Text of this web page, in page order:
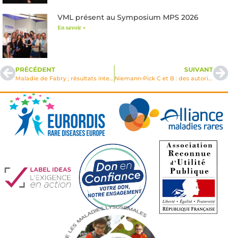
VML présent au Symposium MPS 2026
En savoir +
PRÉCÉDENT
Maladie de Fabry ; résultats intermédiaires pour deux essais en cours
SUIVANT
Niemann-Pick C et B : des autorisations temporaires d’utilisation (ATU) possibles pour deux nouveaux traitements